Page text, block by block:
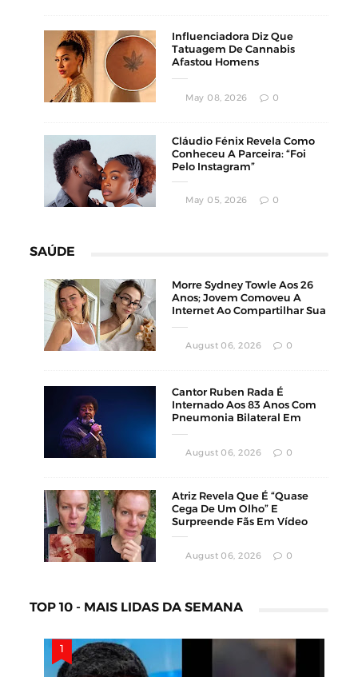
Influenciadora Diz Que
Tatuagem De Cannabis
Afastou Homens
May 08, 2026 0
Cláudio Fénix Revela Como
Conheceu A Parceira: “Foi
Pelo Instagram”
May 05, 2026 0
SAÚDE
Morre Sydney Towle Aos 26
Anos; Jovem Comoveu A
Internet Ao Compartilhar Sua
August 06, 2026 0
Cantor Ruben Rada É
Internado Aos 83 Anos Com
Pneumonia Bilateral Em
August 06, 2026 0
Atriz Revela Que É “Quase
Cega De Um Olho” E
Surpreende Fãs Em Vídeo
August 06, 2026 0
TOP 10 - MAIS LIDAS DA SEMANA